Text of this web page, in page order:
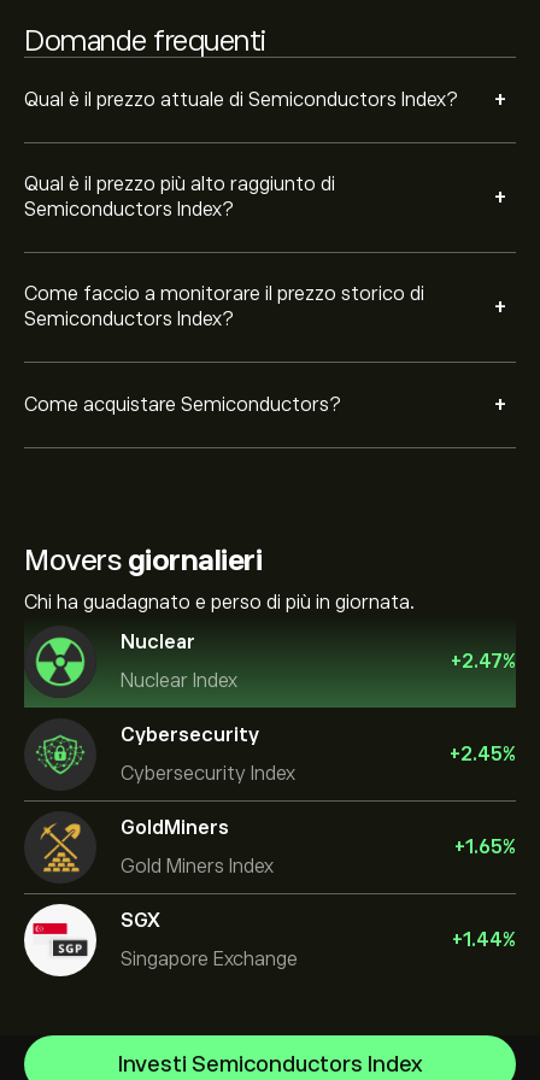
Domande frequenti
Qual è il prezzo attuale di Semiconductors Index? +
Qual è il prezzo più alto raggiunto di
Semiconductors Index?
+
Come faccio a monitorare il prezzo storico di
Semiconductors Index?
+
Come acquistare Semiconductors? +
acquisto Semiconductors a un prezzo specifico in
Movers giornalieri
Chi ha guadagnato e perso di più in giornata.
Nuclear
Nuclear Index
+2.47%
Cybersecurity
Cybersecurity Index
+2.45%
GoldMiners
Gold Miners Index
+1.65%
SGX
Singapore Exchange
+1.44%
Investi Semiconductors Index
US Dollar Index